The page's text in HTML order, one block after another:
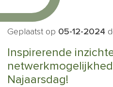
Geplaatst op 05-12-2024
Inspirerende
Najaarsdag!